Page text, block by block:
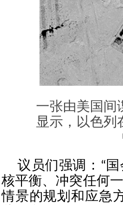
一张由美国间
显示，以色列
议员们强调：“
核平衡、冲突任何
情景的规划和应急